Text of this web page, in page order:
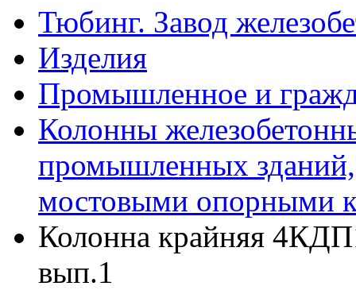
Тюбинг. Завод
Изделия
Промышленное и
Колонны
промышленных
мостовыми опорными
Колонна крайняя
вып.1